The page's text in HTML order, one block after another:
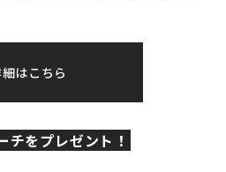
はこちら
チをプレゼント！